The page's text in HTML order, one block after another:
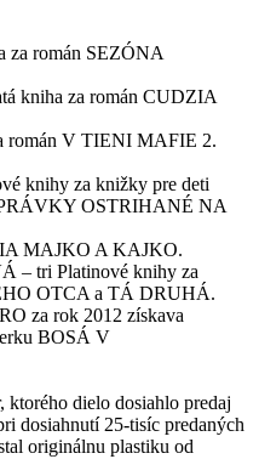
za román SEZÓNA
kniha za román CUDZIA
román V TIENI MAFIE 2.
knihy za knižky pre deti
OSTRIHANÉ NA
MAJKO A KAJKO.
– tri Platinové knihy za
OTCA a TÁ DRUHÁ.
za rok 2012 získava
BOSÁ V
ktorého dielo dosiahlo predaj
dosiahnutí 25-tisíc predaných
originálnu plastiku od